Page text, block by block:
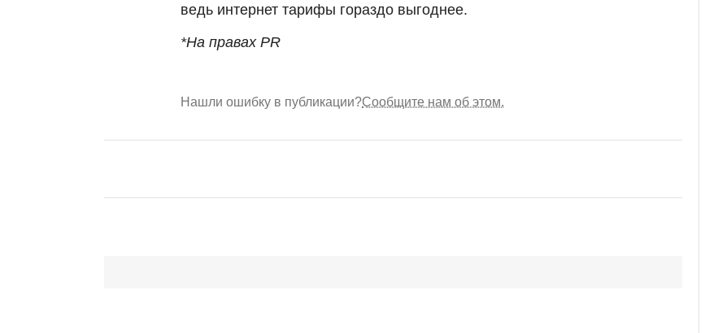
ведь интернет тарифы гораздо выгоднее.
*На правах PR
Нашли ошибку в публикации?Сообщите нам об этом.